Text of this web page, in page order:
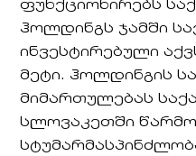
ფუნქციონირებს
ჰოლდინგს ჯამში
ინვესტირებული
მეტი. ჰოლდინგის
მიმართულებას
სლოვაკეთში